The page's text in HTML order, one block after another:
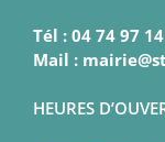
Tél : 04 74 97
Mail :
HEURES